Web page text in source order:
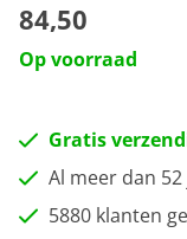
84,50
Op voorraad
Gratis
Al meer dan
5880 klanten